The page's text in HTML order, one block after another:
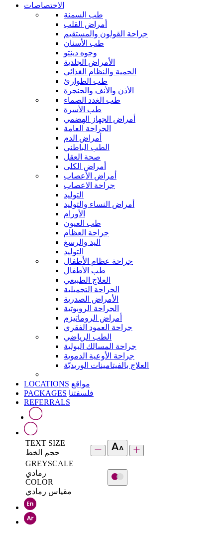
الاختصاصات
طب السمنة
أمراض القلب
جراحة القولون والمستقيم
طب الأسنان
وجوه دينتو
الأمراض الجلدية
الحمية والنظام الغذائي
طب الطوارئ
الأذن والأنف والحنجرة
طب الغدد الصماء
طب الأسرة
أمراض الجهاز الهضمي
الجراحة العامة
أمراض الدم
الطب الباطني
صحة العقل
أمراض الكلى
أمراض الأعصاب
جراحة الاعصاب
التوليد
أمراض النساء والتوليد
الأورام
طب العيون
جراحة العظام
اليد والرسغ
التوليد
جراحة عظام الأطفال
طب الأطفال
العلاج الطبيعي
الجراحة التجميلية
الأمراض الصدرية
الجراحة الروبوتية
أمراض الروماتيزم
جراحة العمود الفقري
الطب الرياضي
جراحة المسالك البولية
جراحة الأوعية الدموية
العلاج بالفيتامينات الوريديّة
LOCATIONS مواقع
PACKAGES فلسفتنا
REFERRALS
TEXT SIZE
حجم الخط
GREYSCALE
رمادي
COLOR
مقياس رمادي